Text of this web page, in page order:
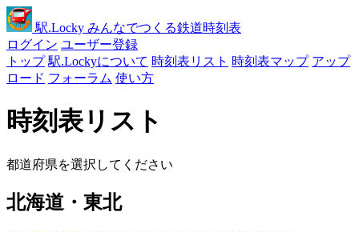
駅.Locky みんなでつくる鉄道時刻表
ログイン ユーザー登録
トップ 駅.Lockyについて 時刻表リスト 時刻表マップ アップ
ロード フォーラム 使い方
時刻表リスト
都道府県を選択してください
北海道・東北